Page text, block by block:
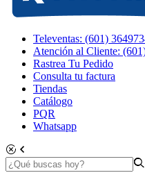
Televentas: (601)
Atención al Cliente:
Rastrea Tu Pedido
Consulta tu factura
Tiendas
Catálogo
PQR
Whatsapp